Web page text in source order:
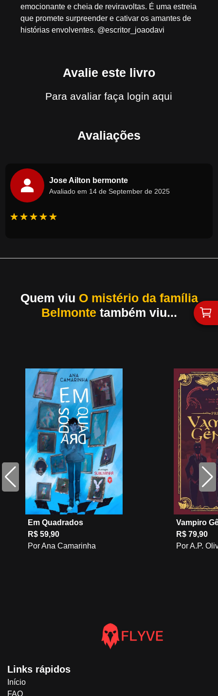
emocionante e cheia de reviravoltas. É uma estreia
que promete surpreender e cativar os amantes de
histórias envolventes. @escritor_joaodavi
Avalie este livro
Para avaliarfaça login aqui
Avaliações
Jose Ailton bermonte
Avaliado em 14 de September de 2025
Quem viu O mistério da família
Belmonte também viu...
Em Quadrados
R$ 59,90
Por Ana Camarinha
Vampiro
R$ 79,90
Por A.P.
Links rápidos
Início
FAQ